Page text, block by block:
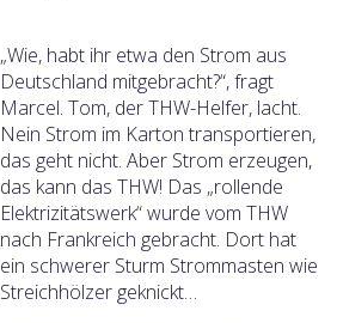
„Wie, habt ihr etwa den Strom aus
Deutschland mitgebracht?“, fragt
Marcel. Tom, der THW-Helfer, lacht.
Nein Strom im Karton transportieren,
das geht nicht. Aber Strom erzeugen,
das kann das THW! Das „rollende
Elektrizitätswerk“ wurde vom THW
nach Frankreich gebracht. Dort hat
ein schwerer Sturm Strommasten wie
Streichhölzer geknickt…